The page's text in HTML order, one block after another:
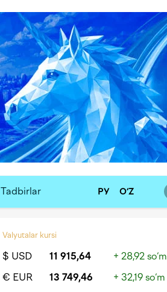
Tadbirlar РУ O‘Z
Valyutalar kursi
$ USD 11 915,64
+ 28,92 so‘m
€ EUR
13 749,46
+ 32,19 so‘m